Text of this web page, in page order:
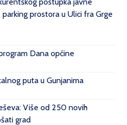
prostora u Ulici fra Grge
Dana općine
puta u Gunjanima
Više od 250 novih
grad